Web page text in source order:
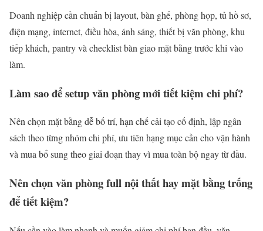
Doanh nghiệp cần chuẩn bị layout, bàn ghế, phòng họp, tủ hồ sơ,
điện mạng, internet, điều hòa, ánh sáng, thiết bị văn phòng, khu
tiếp khách, pantry và checklist bàn giao mặt bằng trước khi vào
làm.
Làm sao để setup văn phòng mới tiết kiệm chi phí?
Nên chọn mặt bằng dễ bố trí, hạn chế cải tạo cố định, lập ngân
sách theo từng nhóm chi phí, ưu tiên hạng mục cần cho vận hành
và mua bổ sung theo giai đoạn thay vì mua toàn bộ ngay từ đầu.
Nên chọn văn phòng full nội thất hay mặt bằng trống
để tiết kiệm?